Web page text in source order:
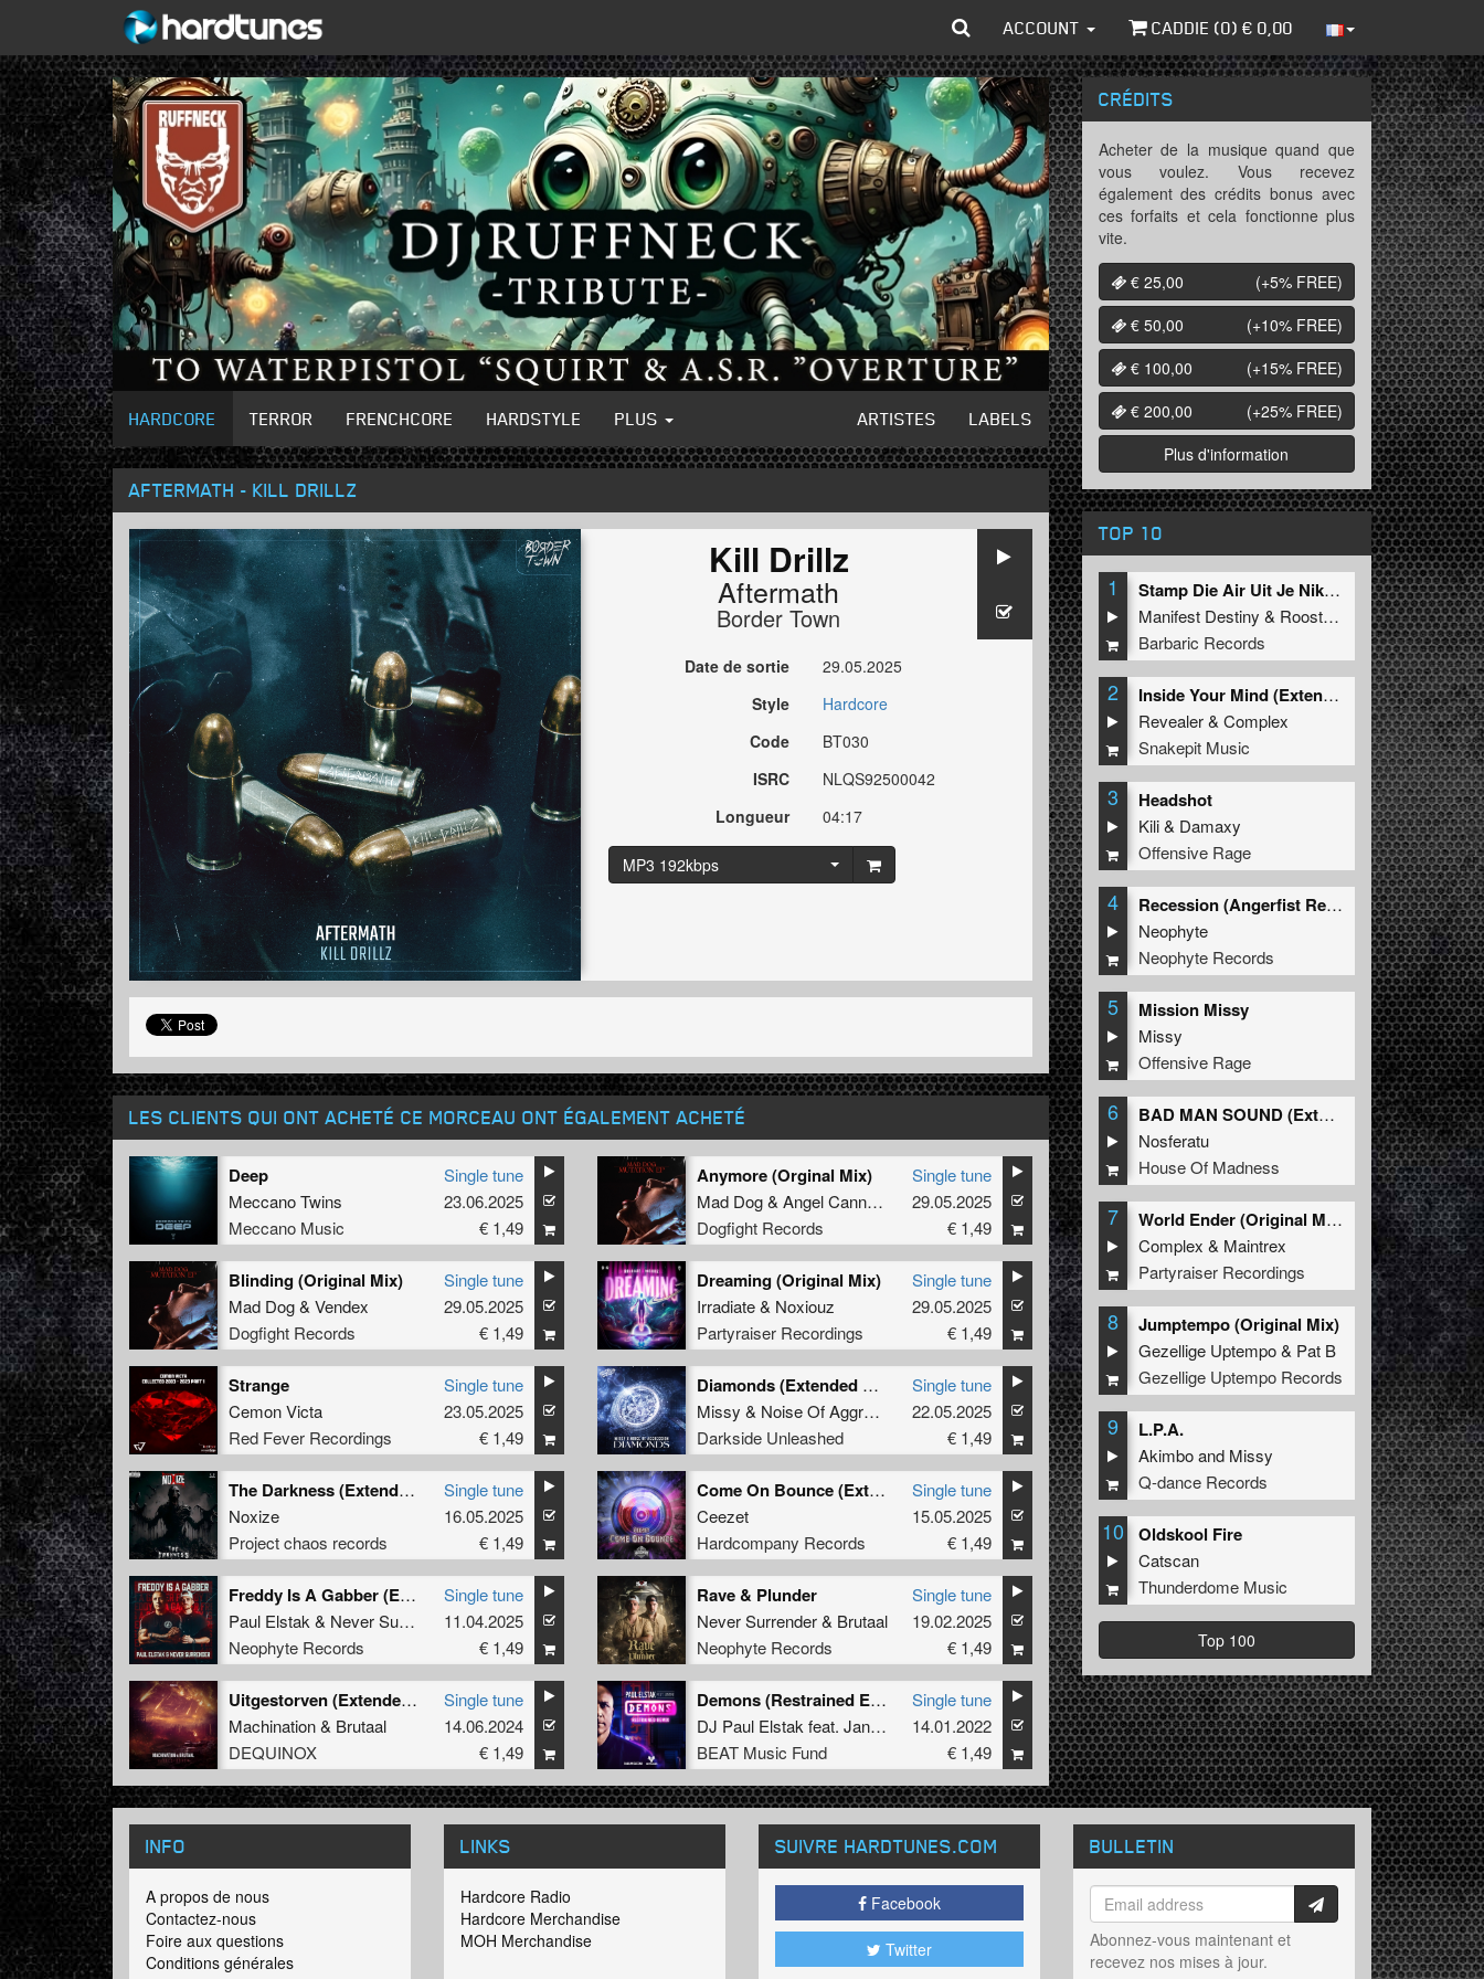
ACCOUNT CADDIE (0) € 0,00
HARDCORE TERROR FRENCHCORE HARDSTYLE PLUS ARTISTES LABELS
AFTERMATH - KILL DRILLZ
Kill Drillz
Aftermath
Border Town
Date de sortie
29.05.2025
Style
Hardcore
Code
BT030
ISRC
NLQS92500042
Longueur
04:17
MP3 192kbps
LES CLIENTS QUI ONT ACHETÉ CE MORCEAU ONT ÉGALEMENT ACHETÉ
Deep
Meccano Twins
Meccano Music
Single tune
23.06.2025
€ 1,49
Anymore (Orginal Mix)
Mad Dog& Angel Cannon
Dogfight Records
Single tune
29.05.2025
€ 1,49
Blinding (Original Mix)
Mad Dog& Vendex
Dogfight Records
Single tune
29.05.2025
€ 1,49
Dreaming (Original Mix)
Irradiate& Noxiouz
Partyraiser Recordings
Single tune
29.05.2025
€ 1,49
Strange
Cemon Victa
Red Fever Recordings
Single tune
23.05.2025
€ 1,49
Diamonds (Extended Mix)
Missy & Noise Of Aggression
Darkside Unleashed
Single tune
22.05.2025
€ 1,49
The Darkness (Extended)
Noxize
Project chaos records
Single tune
16.05.2025
€ 1,49
Come On Bounce (Extended Mix)
Ceezet
Hardcompany Records
Single tune
15.05.2025
€ 1,49
Freddy Is A Gabber (Edit)
Paul Elstak & Never Surrender
Neophyte Records
Single tune
11.04.2025
€ 1,49
Rave & Plunder
Never Surrender& Brutaal
Neophyte Records
Single tune
19.02.2025
€ 1,49
Uitgestorven (Extended Mix)
Machination& Brutaal
DEQUINOX
Single tune
14.06.2024
€ 1,49
Demons (Restrained Extended Remix)
DJ Paul Elstak feat. Jantine
BEAT Music Fund
Single tune
14.01.2022
€ 1,49
CRÉDITS
Acheter de la musique quand que
vous voulez. Vous recevez
également des crédits bonus avec
ces forfaits et cela fonctionne plus
vite.
€ 25,00
(+5% FREE)
€ 50,00
(+10% FREE)
€ 100,00
(+15% FREE)
€ 200,00
(+25% FREE)
Plus d'information
TOP 10
1
Stamp Die Air Uit Je Nikeys (Extended Mix)
Manifest Destiny & Roosterz
Barbaric Records
2
Inside Your Mind (Extended Mix)
Revealer&Complex
Snakepit Music
3 Headshot
Kili& Damaxy
Offensive Rage
4
Recession (Angerfist Remix Extended)
Neophyte
Neophyte Records
5 Mission Missy
Missy
Offensive Rage
6
BAD MAN SOUND (Extended Mix)
Nosferatu
House Of Madness
7
World Ender (Original Mix)
Complex & Maintrex
Partyraiser Recordings
8 Jumptempo (Original Mix)
Gezellige Uptempo& Pat B
Gezellige Uptempo Records
9 L.P.A.
Akimboand Missy
Q-dance Records
10 Oldskool Fire
Catscan
Thunderdome Music
Top 100
INFO
A propos de nous
Contactez-nous
Foire aux questions
Conditions générales
LINKS
Hardcore Radio
Hardcore Merchandise
MOH Merchandise
SUIVRE HARDTUNES.COM
Facebook
Twitter
BULLETIN
Abonnez-vous maintenant et
recevez nos mises à jour.